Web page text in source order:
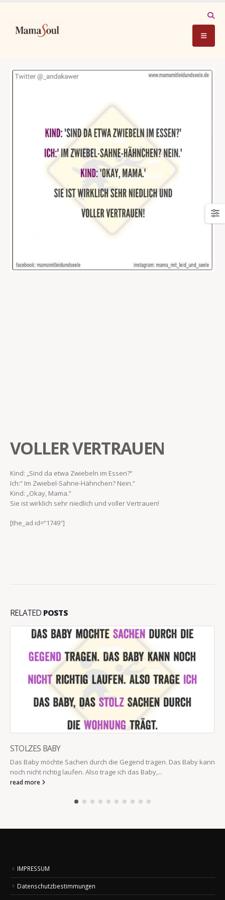
VOLLER VERTRAUEN
Kind: „Sind da etwa Zwiebeln im Essen?“
Ich:“ Im Zwiebel-Sahne-Hähnchen? Nein.“
Kind: „Okay, Mama.“
Sie ist wirklich sehr niedlich und voller Vertrauen!
[the_ad id=“1749″]
RELATED POSTS
STOLZES BABY
Das Baby möchte Sachen durch die Gegend tragen. Das Baby kann
noch nicht richtig laufen. Also trage ich das Baby,...
read more
IMPRESSUM
Datenschutzbestimmungen